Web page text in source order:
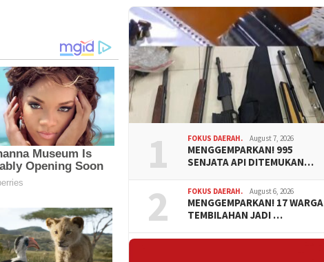
1 FOKUS DAERAH. August 7, 2026
MENGGEMPARKAN! 995
SENJATA API DITEMUKAN…
2 FOKUS DAERAH. August 6, 2026
MENGGEMPARKAN! 17 WARGA
TEMBILAHAN JADI …